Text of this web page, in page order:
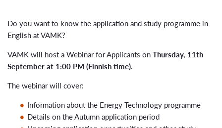
Do you want to know the application and study programme in
English at VAMK?
VAMK will host a Webinar for Applicants onThursday, 11th
September at 1:00 PM (Finnish time).
The webinar will cover:
Information about the Energy Technology programme
Details on the Autumn application period